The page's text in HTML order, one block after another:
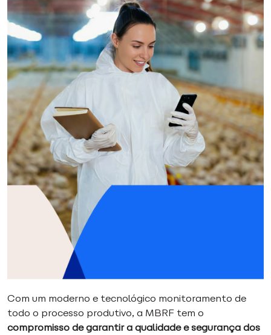
Com um moderno e tecnológico monitoramento de
todo o processo produtivo, a MBRF tem o
compromisso de garantir a qualidade e segurança dos